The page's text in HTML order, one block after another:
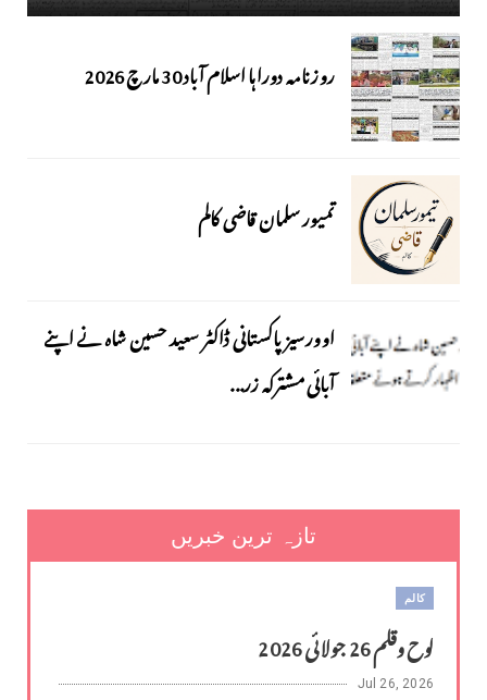
روزنامہ دوراہا اسلام آباد 30 مارچ 2026
تمیور سلمان قاضی کالم
اوورسیز پاکستانی ڈاکٹر سعید حسین شاہ نے اپنے
آبائی مشترکہ زر...
تازہ ترین خبریں
کالم
لوح وقلم 26 جولائی 2026
Jul 26, 2026